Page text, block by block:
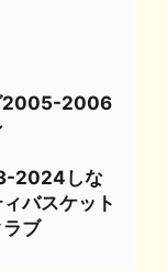
2005-2006
2024しな
バスケット
ブ